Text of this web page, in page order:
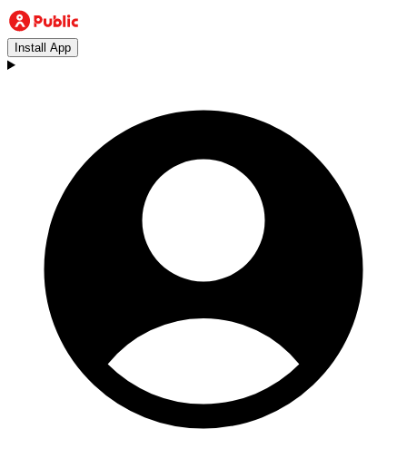
Install App